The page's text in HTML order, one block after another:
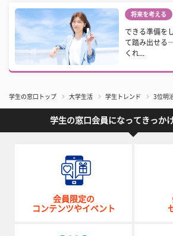
将来を考える
できる準備を
て踏み出せる
くれ...
学生の窓口トップ 大学生活 学生トレンド 3位明
学生の窓口会員になってきっか
会員限定の
コンテンツやイベント